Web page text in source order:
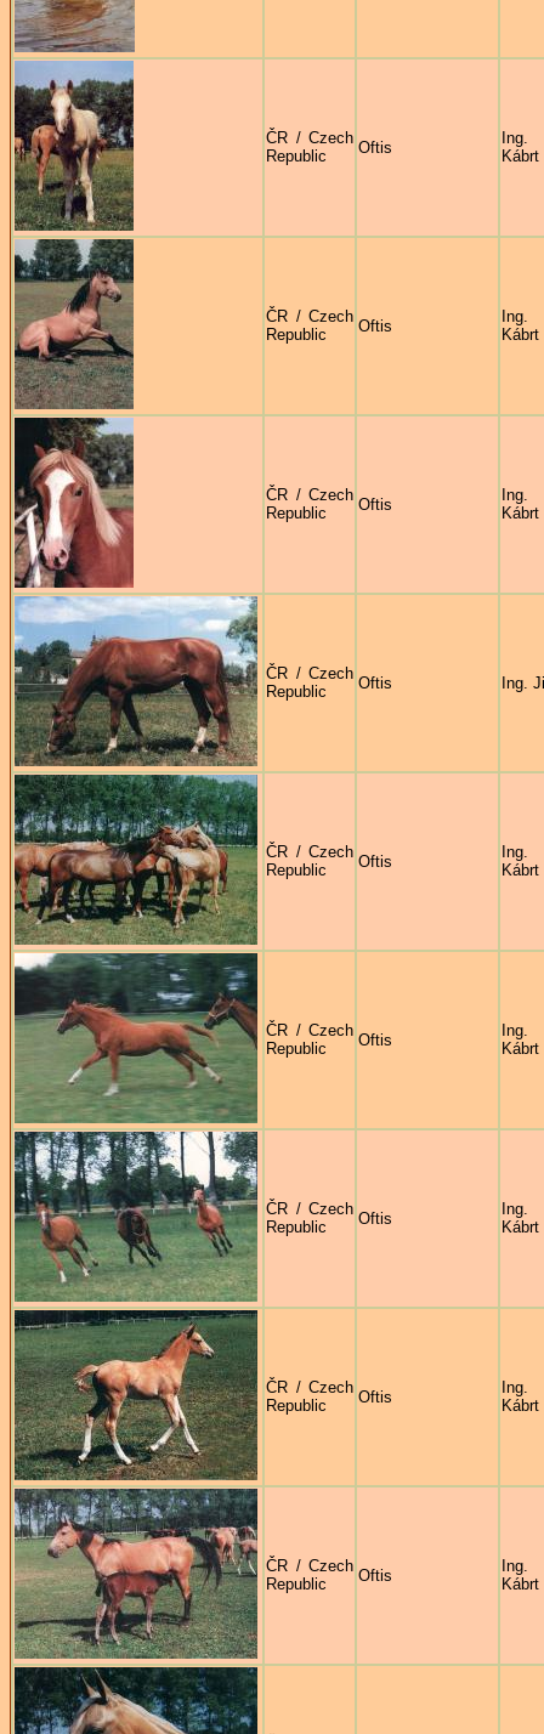
ČR / Czech
Republic
Oftis
Kábrt
ČR / Czech
Republic
Oftis
Kábrt
ČR / Czech
Republic
Oftis
Kábrt
ČR / Czech
Republic
Oftis Ing.
ČR / Czech
Republic
Oftis
Kábrt
ČR / Czech
Republic
Oftis
Kábrt
ČR / Czech
Republic
Oftis
Kábrt
ČR / Czech
Republic
Oftis
Kábrt
ČR / Czech
Republic
Oftis
Kábrt